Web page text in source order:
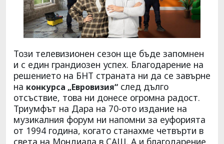
Този телевизионен сезон ще бъде запомнен
и с един грандиозен успех. Благодарение на
решението на БНТ страната ни да се завърне
на конкурса „Евровизия“ след дълго
отсъствие, това ни донесе огромна радост.
Триумфът на Дара на 70-ото издание на
музикалния форум ни напомни за еуфорията
от 1994 година, когато станахме четвърти в
света на Мондиала в САЩ. А и благодарение